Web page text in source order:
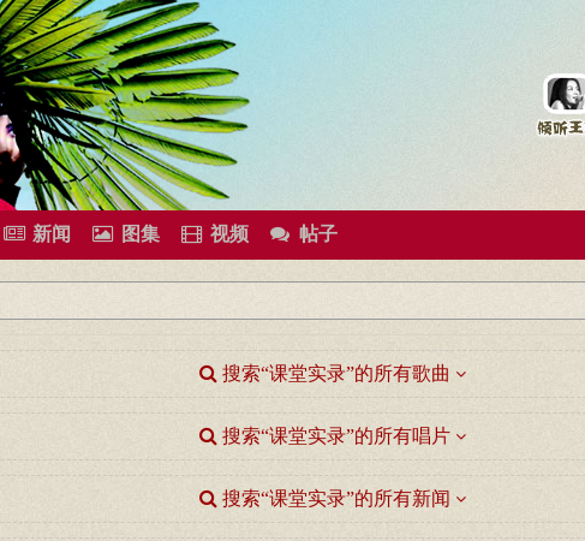
王菲论坛给王菲留言用户中心王菲资料档案
新闻 图集 视频 帖子
搜索“课堂实录”的所有歌曲
搜索“课堂实录”的所有唱片
搜索“课堂实录”的所有新闻